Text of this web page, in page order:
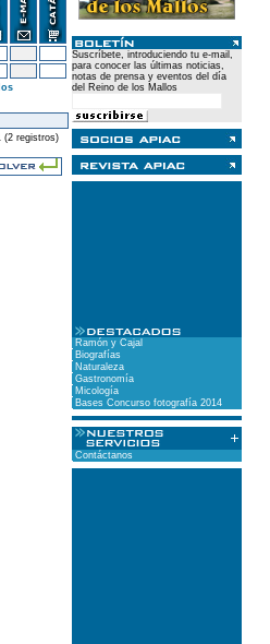
(2 registros)
Suscríbete, introduciendo tu e-mail,
para conocer las últimas noticias,
notas de prensa y eventos del día
del Reino de los Mallos
Ramón y Cajal
Biografías
Naturaleza
Gastronomía
Micología
Bases Concurso fotografía 2014
Contáctanos